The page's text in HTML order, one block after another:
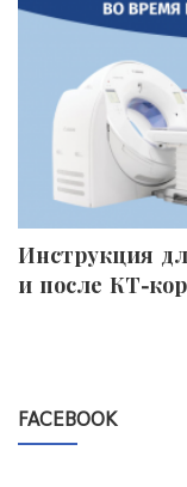
Инструкция
и после КТ-
FACEBOOK